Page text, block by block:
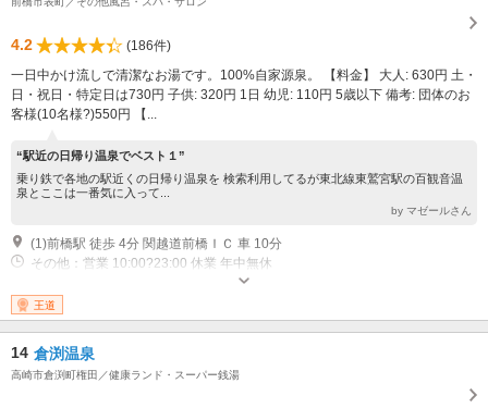
4.2
(186件)
一日中かけ流しで清潔なお湯です。100%自家源泉。 【料金】 大人: 630円 土・
日・祝日・特定日は730円 子供: 320円 1日 幼児: 110円 5歳以下 備考: 団体のお
客様(10名様?)550円 【...
“駅近の日帰り温泉でベスト１”
乗り鉄で各地の駅近くの日帰り温泉を 検索利用してるが東北線東鷲宮駅の百観音温
泉とここは一番気に入って...
by マゼールさん
(1)前橋駅 徒歩 4分 関越道前橋ＩＣ 車 10分
その他：営業 10:00?23:00 休業 年中無休
王道
14 倉渕温泉
高崎市倉渕町権田／健康ランド・スーパー銭湯